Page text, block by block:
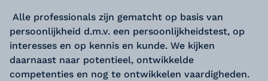
Alle professionals zijn gematcht op basis van
persoonlijkheid d.m.v. een persoonlijkheidstest, op
interesses en op kennis en kunde. We kijken
daarnaast naar potentieel, ontwikkelde
competenties en nog te ontwikkelen vaardigheden.